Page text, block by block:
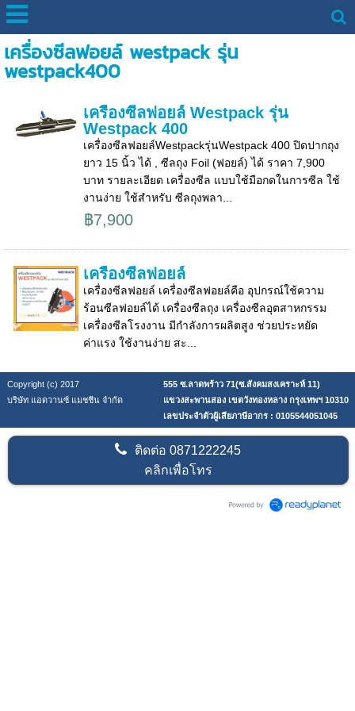
เครื่องซีลฟอยล์ westpack รุ่น
westpack400
เครื่องซีลฟอยล์ Westpack รุ่น
Westpack 400
เครื่องซีลฟอยล์Westpackรุ่นWestpack 400 ปิดปากถุง
ยาว 15 นิ้ว ได้ , ซีลถุง Foil (ฟอยล์) ได้ ราคา 7,900
บาท รายละเอียด เครื่องซีล แบบใช้มือกดในการซีล ใช้
งานง่าย ใช้สำหรับ ซีลถุงพลา...
฿7,900
เครื่องซีลฟอยล์
เครื่องซีลฟอยล์ เครื่องซีลฟอยล์คือ อุปกรณ์ใช้ความ
ร้อนซีลฟอยล์ได้ เครื่องซีลถุง เครื่องซีลอุตสาหกรรม
เครื่องซีลโรงงาน มีกำลังการผลิตสูง ช่วยประหยัด
ค่าแรง ใช้งานง่าย สะ...
Copyright (c) 2017
555 ซ.ลาดพร้าว 71(ซ.สังคมสงเคราะห์ 11)
บริษัท แอดวานซ์ แมชชีน จำกัด
แขวงสะพานสอง เขตวังทองหลาง กรุงเทพฯ 10310
เลขประจำตัวผู้เสียภาษีอากร : 0105544051045
ติดต่อ0871222245
คลิกเพื่อโทร